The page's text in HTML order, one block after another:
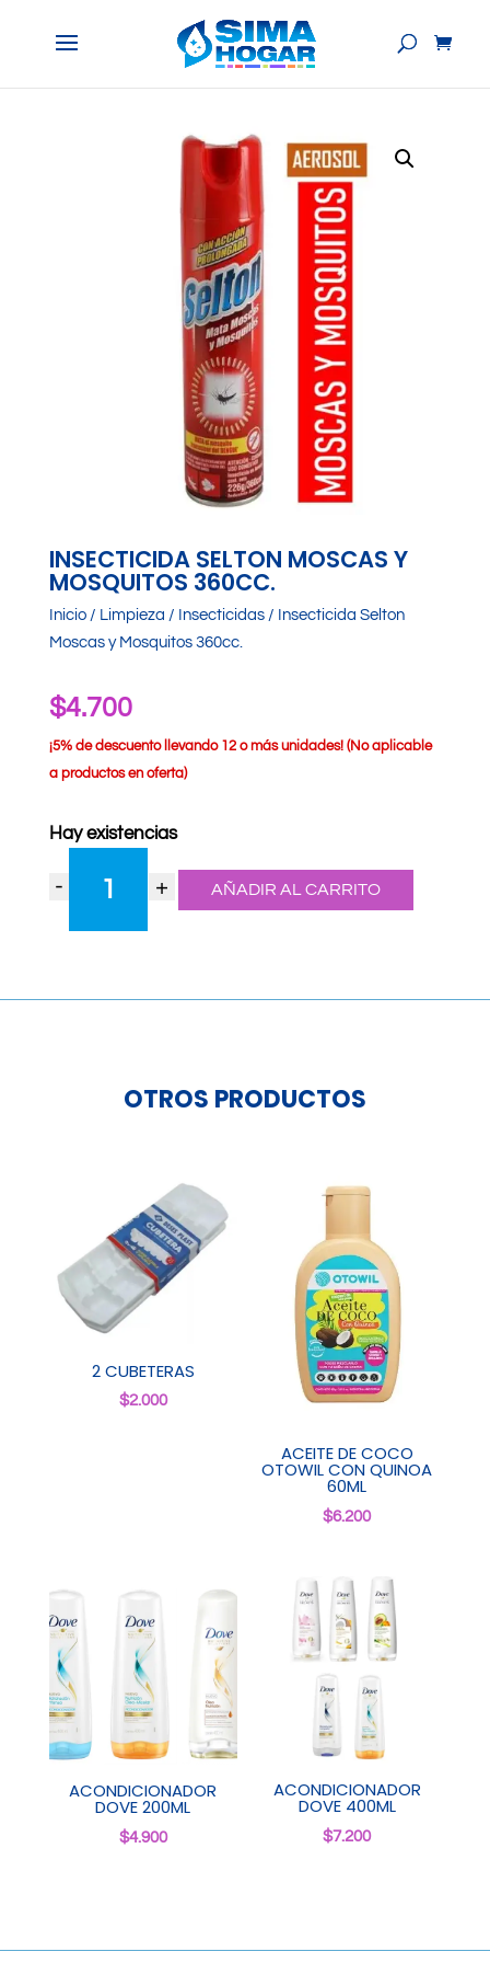
INSECTICIDA SELTON MOSCAS Y
MOSQUITOS 360CC.
Inicio/ Limpieza / Insecticidas/ Insecticida Selton
Moscas y Mosquitos 360cc.
$4.700
¡5% de descuento llevando 12 o más unidades! (No aplicable
a productos en oferta)
Hay existencias
-
Selton
360cc.
+ AÑADIR AL CARRITO
OTROS PRODUCTOS
2 CUBETERAS
$2.000
ACEITE DE COCO
OTOWIL CON QUINOA
60ML
$6.200
ACONDICIONADOR
DOVE 200ML
$4.900
ACONDICIONADOR
DOVE 400ML
$7.200